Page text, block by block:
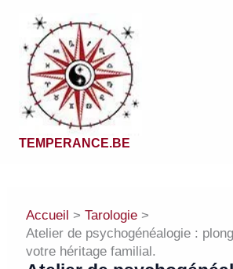
contenu
TEMPERANCE.BE
Accueil
Tarologie
Atelier de psychogénéalogie :
votre héritage familial.